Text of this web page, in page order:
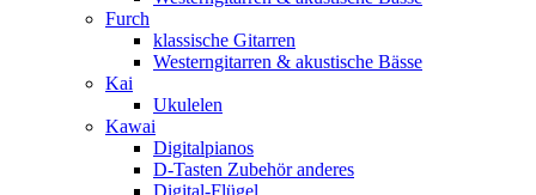
Furch
klassische Gitarren
Westerngitarren & akustische Bässe
Kai
Ukulelen
Kawai
Digitalpianos
D-Tasten Zubehör anderes
Digital-Flügel